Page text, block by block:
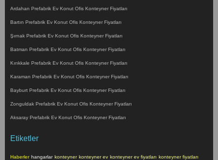
Ardahan Prefabrik Ev Konut Ofis Konteyner Fiyatları
Bartın Prefabrik Ev Konut Ofis Konteyner Fiyatları
Şırnak Prefabrik Ev Konut Ofis Konteyner Fiyatları
Batman Prefabrik Ev Konut Ofis Konteyner Fiyatları
Kırıkkale Prefabrik Ev Konut Ofis Konteyner Fiyatları
Karaman Prefabrik Ev Konut Ofis Konteyner Fiyatları
Bayburt Prefabrik Ev Konut Ofis Konteyner Fiyatları
Zonguldak Prefabrik Ev Konut Ofis Konteyner Fiyatları
Aksaray Prefabrik Ev Konut Ofis Konteyner Fiyatları
Etiketler
Haberler hangarlar konteyner konteyner ev konteyner ev fiyatları konteyner fiyatları